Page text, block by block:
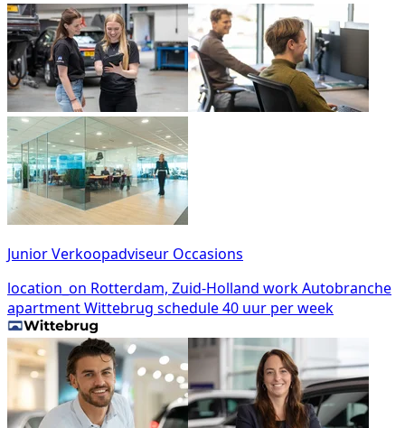
Junior Verkoopadviseur Occasions
location_on Rotterdam, Zuid-Holland workAutobranche
apartmentWittebrug schedule40 uur per week